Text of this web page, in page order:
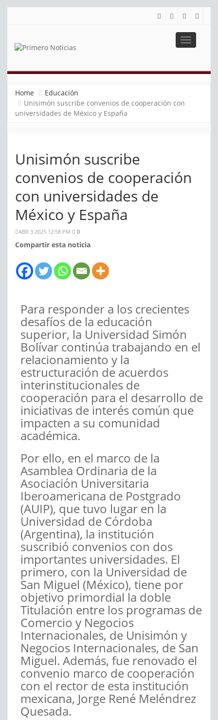
Toggle
Home
Educación
Unisimón suscribe convenios de cooperación con
universidades de México y España
Unisimón suscribe
convenios de cooperación
con universidades de
México y España
ABR 3 2025 12:58 PM 0
Compartir esta noticia
Para responder a los crecientes
desafíos de la educación
superior, la Universidad Simón
Bolívar continúa trabajando en el
relacionamiento y la
estructuración de acuerdos
interinstitucionales de
cooperación para el desarrollo de
iniciativas de interés común que
impacten a su comunidad
académica.
Por ello, en el marco de la
Asamblea Ordinaria de la
Asociación Universitaria
Iberoamericana de Postgrado
(AUIP), que tuvo lugar en la
Universidad de Córdoba
(Argentina), la institución
suscribió convenios con dos
importantes universidades. El
primero, con la Universidad de
San Miguel (México), tiene por
objetivo primordial la doble
Titulación entre los programas de
Comercio y Negocios
Internacionales, de Unisimón y
Negocios Internacionales, de San
Miguel. Además, fue renovado el
convenio marco de cooperación
con el rector de esta institución
mexicana, Jorge René Meléndrez
Quesada.